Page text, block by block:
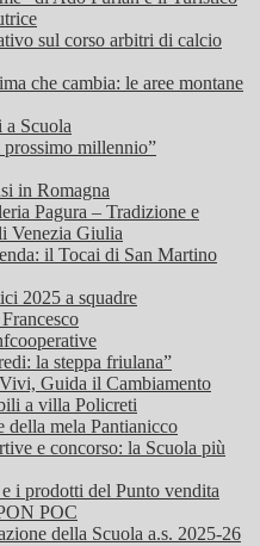
sul corso arbitri di calcio
che cambia: le aree montane
a Scuola
millennio”
in Romagna
Pagura – Tradizione e
Venezia Giulia
il Tocai di San Martino
2025 a squadre
la steppa friulana”
Guida il Cambiamento
a villa Policreti
della mela Pantianicco
e concorso: la Scuola più
i prodotti del Punto vendita
POC
della Scuola a.s. 2025-26